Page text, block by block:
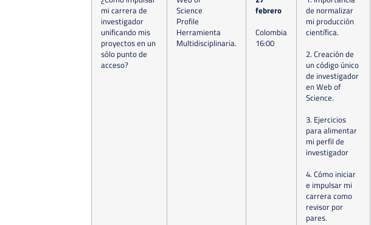
mi carrera de
investigador
unificando mis
proyectos en un
sólo punto de
acceso?
Science
Profile
Herramienta
Multidisciplinaria.
febrero
Colombia
16:00
de normalizar
mi producción
científica.
2. Creación de
un código único
de investigador
en Web of
Science.
3. Ejercicios
para alimentar
mi perfil de
investigador
4. Cómo iniciar
e impulsar mi
carrera como
revisor por
pares.